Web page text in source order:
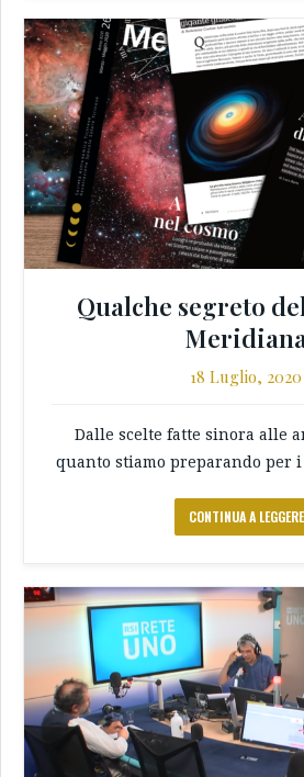
Qualche segreto
Meridiana
18 Luglio, 2020
Dalle scelte fatte sinora alle
quanto stiamo preparando per
CONTINUA A LEGGERE